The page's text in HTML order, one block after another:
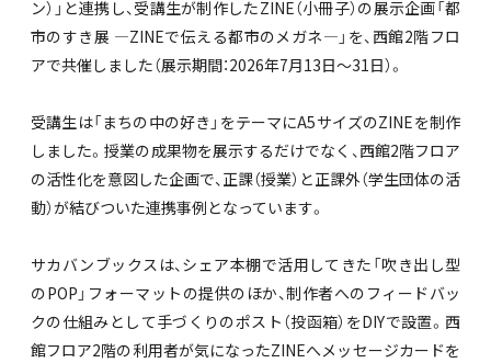
ン）」と連携し、受講生が制作したZINE（小冊子）の展示企画「都
市のすき展 —ZINEで伝える都市のメガネ—」を、西館2階フロ
アで共催しました（展示期間：2026年7月13日〜31日）。
受講生は「まちの中の好き」をテーマにA5サイズのZINEを制作
しました。授業の成果物を展示するだけでなく、西館2階フロア
の活性化を意図した企画で、正課（授業）と正課外（学生団体の活
動）が結びついた連携事例となっています。
サカバンブックスは、シェア本棚で活用してきた「吹き出し型
のPOP」フォーマットの提供のほか、制作者へのフィードバッ
クの仕組みとして手づくりのポスト（投函箱）をDIYで設置。西
館フロア2階の利用者が気になったZINEへメッセージカードを